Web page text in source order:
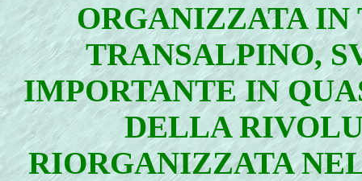
ORGANIZZATA
TRANSALPINO,
IMPORTANTE IN
DELLA
RIORGANIZZATA